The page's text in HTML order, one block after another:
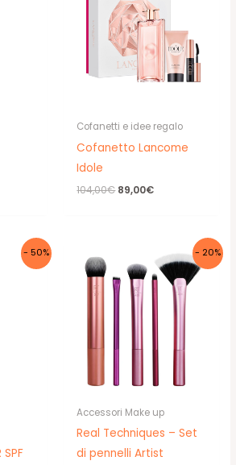
Cofanetti e idee regalo
Cofanetto Lancome
Idole
104,00€ Il
89,00€Il
- 50%
SPF
- 20%
Accessori Make up
Real Techniques – Set
di pennelli Artist